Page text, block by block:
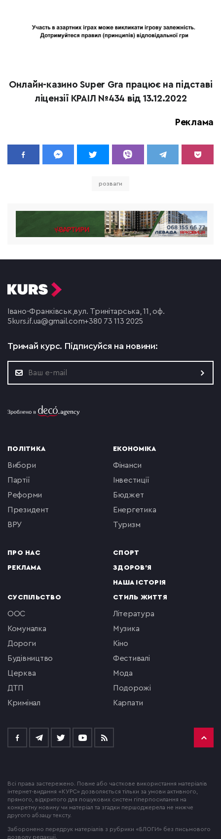
Онлайн-казино Super Gra працює на підставі
ліцензії КРАІЛ №434 від 13.12.2022
Реклама
розваги
Івано-Франківськ,вул. Тринітарська, 11, оф.
5 kurs.if.ua@gmail.com+380 73 113 2025
Тримай курс. Підписуйся на новини:
ПОЛІТИКА
вибори
партії
реформи
президент
ВРУ
ПРО НАС
РЕКЛАМА
ЕКОНОМІКА
фінанси
інвестиції
бюджет
енергетика
туризм
СПОРТ
ЗДОРОВ'Я
НАША ІСТОРІЯ
СУСПІЛЬСТВО
ООС
комуналка
Дороги
будівництво
церква
ДТП
кримінал
СТИЛЬ ЖИТТЯ
література
музика
кіно
фестивалі
мода
подорожі
Карпати
Всі права застережено. Повне або часткове використання матеріалів
інтернет-видання «КУРС» дозволяється тільки за умови активного,
прямого, відкритого для пошукових систем гіперпосилання на
конкретну новину чи матеріал та згадки першоджерела не нижче
другого абзацу тексту.
Заборонено передрук матеріалів з рубрики «БЛОГИ» без письмового
дозволу редакції.